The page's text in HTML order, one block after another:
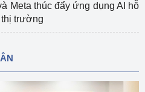
Meta thúc đẩy ứng dụng AI hỗ
trường